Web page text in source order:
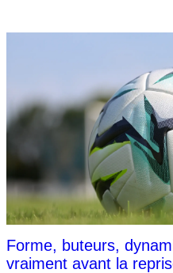
Forme, buteurs,
vraiment avant la